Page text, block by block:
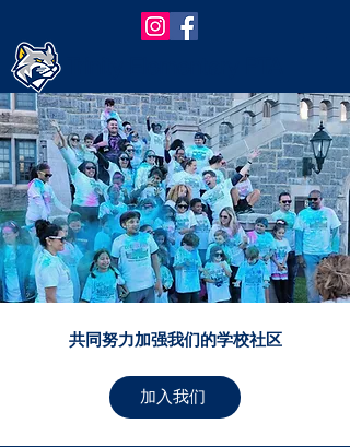
共同努力加强我们的学校社区​
加入我们